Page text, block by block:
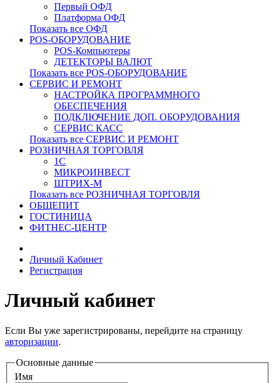
Первый ОФД
Платформа ОФД
Показать все ОФД
POS-ОБОРУДОВАНИЕ
POS-Компьютеры
ДЕТЕКТОРЫ ВАЛЮТ
Показать все POS-ОБОРУДОВАНИЕ
СЕРВИС И РЕМОНТ
НАСТРОЙКА ПРОГРАММНОГО
ОБЕСПЕЧЕНИЯ
ПОДКЛЮЧЕНИЕ ДОП. ОБОРУДОВАНИЯ
СЕРВИС КАСС
Показать все СЕРВИС И РЕМОНТ
РОЗНИЧНАЯ ТОРГОВЛЯ
1С
МИКРОИНВЕСТ
ШТРИХ-М
Показать все РОЗНИЧНАЯ ТОРГОВЛЯ
ОБЩЕПИТ
ГОСТИНИЦА
ФИТНЕС-ЦЕНТР
Личный Кабинет
Регистрация
Личный кабинет
Если Вы уже зарегистрированы, перейдите на страницу
авторизации.
Основные данные
Имя